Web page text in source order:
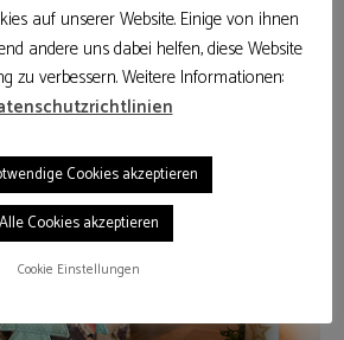
auf unserer Website. Einige von ihnen
andere uns dabei helfen, diese Website
zu verbessern. Weitere Informationen:
Cookies akzeptieren
Alle Cookies akzeptieren
Cookie Einstellungen